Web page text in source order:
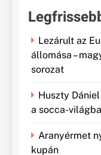
Lezárult az
állomása –
sorozat
Huszty
a socca-
Aranyérmet
kupán